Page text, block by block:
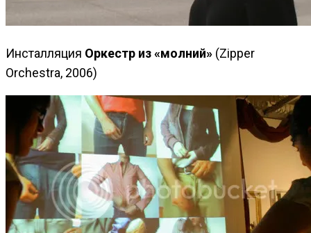
Инсталляция Оркестр из «молний» (Zipper
Orchestra, 2006)